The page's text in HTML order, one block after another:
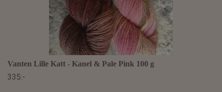
Vanten Lille Katt - Kanel & Pale Pink 100 g
335:-